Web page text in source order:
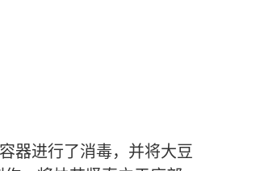
器进行了消毒，并将大豆